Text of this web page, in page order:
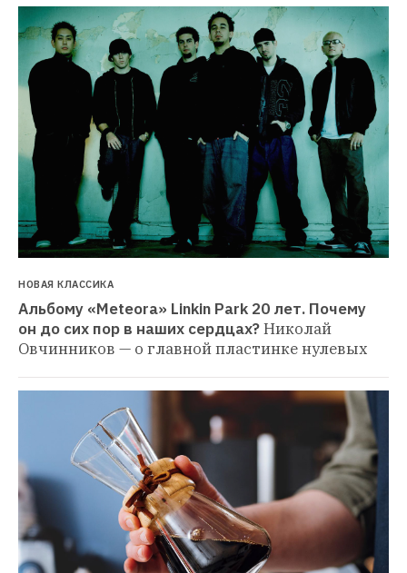
НОВАЯ КЛАССИКА
Альбому «Meteora» Linkin Park 20 лет. Почему
он до сих пор в наших сердцах?Николай
Овчинников — о главной пластинке нулевых